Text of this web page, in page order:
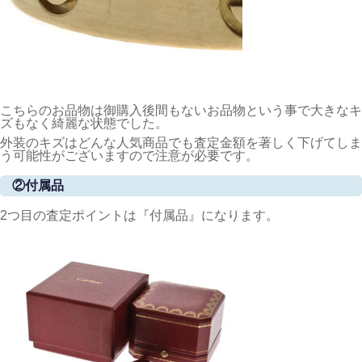
こちらのお品物は御購入後間もないお品物という事で大きなキ
ズもなく綺麗な状態でした。
外装のキズはどんな人気商品でも査定金額を著しく下げてしま
う可能性がございますので注意が必要です。
②付属品
2つ目の査定ポイントは『付属品』になります。